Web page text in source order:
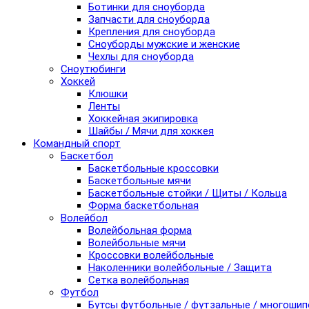
Ботинки для сноуборда
Запчасти для сноуборда
Крепления для сноуборда
Сноуборды мужские и женские
Чехлы для сноуборда
Сноутюбинги
Хоккей
Клюшки
Ленты
Хоккейная экипировка
Шайбы / Мячи для хоккея
Командный спорт
Баскетбол
Баскетбольные кроссовки
Баскетбольные мячи
Баскетбольные стойки / Щиты / Кольца
Форма баскетбольная
Волейбол
Волейбольная форма
Волейбольные мячи
Кроссовки волейбольные
Наколенники волейбольные / Защита
Сетка волейбольная
Футбол
Бутсы футбольные / футзальные /